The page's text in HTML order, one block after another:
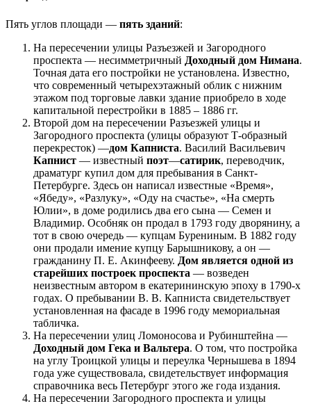
Пять углов площади — пять зданий:
На пересечении улицы Разъезжей и Загородного
проспекта — несимметричный Доходный дом Нимана.
Точная дата его постройки не установлена. Известно,
что современный четырехэтажный облик с нижним
этажом под торговые лавки здание приобрело в ходе
капитальной перестройки в 1885 – 1886 гг.
Второй дом на пересечении Разъезжей улицы и
Загородного проспекта (улицы образуют Т-образный
перекресток) —дом Капниста. Василий Васильевич
Капнист — известный поэт—сатирик, переводчик,
драматург купил дом для пребывания в Санкт-
Петербурге. Здесь он написал известные «Время»,
«Ябеду», «Разлуку», «Оду на счастье», «На смерть
Юлии», в доме родились два его сына — Семен и
Владимир. Особняк он продал в 1793 году дворянину, а
тот в свою очередь — купцам Бурениным. В 1882 году
они продали имение купцу Барышникову, а он —
гражданину П. Е. Акинфееву. Дом является одной из
старейших построек проспекта — возведен
неизвестным автором в екатерининскую эпоху в 1790-х
годах. О пребывании В. В. Капниста свидетельствует
установленная на фасаде в 1996 году мемориальная
табличка.
На пересечении улиц Ломоносова и Рубинштейна —
Доходный дом Гека и Вальтера. О том, что постройка
на углу Троицкой улицы и переулка Чернышева в 1894
года уже существовала, свидетельствует информация
справочника весь Петербург этого же года издания.
На пересечении Загородного проспекта и улицы